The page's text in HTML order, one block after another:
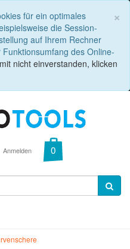
×
für ein optimales
die Session-
auf Ihrem Rechner
des Online-
nicht einverstanden, klicken
Anmelden